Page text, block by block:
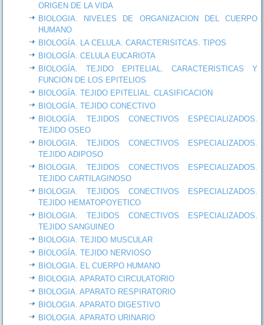
ORIGEN DE LA VIDA
BIOLOGIA. NIVELES DE ORGANIZACION DEL CUERPO
HUMANO
BIOLOGÍA. LA CELULA. CARACTERISITCAS. TIPOS
BIOLOGÍA. CELULA EUCARIOTA
BIOLOGÍA. TEJIDO EPITELIAL. CARACTERISTICAS Y
FUNCION DE LOS EPITELIOS
BIOLOGÍA. TEJIDO EPITELIAL. CLASIFICACION
BIOLOGÍA. TEJIDO CONECTIVO
BIOLOGÍA. TEJIDOS CONECTIVOS ESPECIALIZADOS.
TEJIDO OSEO
BIOLOGIA. TEJIDOS CONECTIVOS ESPECIALIZADOS.
TEJIDO ADIPOSO
BIOLOGIA. TEJIDOS CONECTIVOS ESPECIALIZADOS.
TEJIDO CARTILAGINOSO
BIOLOGIA. TEJIDOS CONECTIVOS ESPECIALIZADOS.
TEJIDO HEMATOPOYETICO
BIOLOGIA. TEJIDOS CONECTIVOS ESPECIALIZADOS.
TEJIDO SANGUINEO
BIOLOGIA. TEJIDO MUSCULAR
BIOLOGÍA. TEJIDO NERVIOSO
BIOLOGIA. EL CUERPO HUMANO
BIOLOGIA. APARATO CIRCULATORIO
BIOLOGIA. APARATO RESPIRATORIO
BIOLOGIA. APARATO DIGESTIVO
BIOLOGIA. APARATO URINARIO